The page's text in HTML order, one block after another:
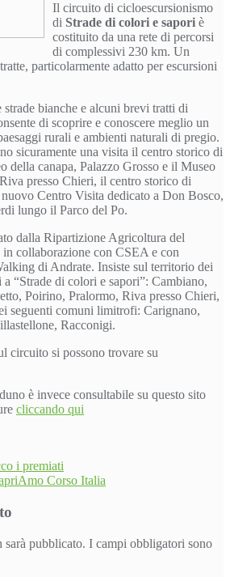
Il circuito di cicloescursionismo
di Strade di colori e sapori è
costituito da una rete di percorsi
di complessivi 230 km. Un
particolarmente adatto per escursioni
strade bianche e alcuni brevi tratti di
di scoprire e conoscere meglio un
rurali e ambienti naturali di pregio.
sicuramente una visita il centro storico di
della canapa, Palazzo Grosso e il Museo
presso Chieri, il centro storico di
Centro Visita dedicato a Don Bosco,
lungo il Parco del Po.
dalla Ripartizione Agricoltura del
collaborazione con CSEA e con
di Andrate. Insiste sul territorio dei
“Strade di colori e sapori”: Cambiano,
Poirino, Pralormo, Riva presso Chieri,
seguenti comuni limitrofi: Carignano,
Racconigi.
circuito si possono trovare su
è invece consultabile su questo sito
cliccando qui
i premiati
Corso Italia
pubblicato. I campi obbligatori sono